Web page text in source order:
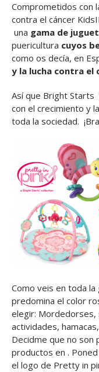
Comprometidos con
contra el cáncer
una gama de
puericultura cuyos
como os decía, en
y la lucha contra el
Así que Bright Starts
con el crecimiento y
toda la sociedad.
Como veis en toda
predomina el color
elegir: Mordedorses,
actividades,
Decidme que no son
productos en .
el logo de Pretty in